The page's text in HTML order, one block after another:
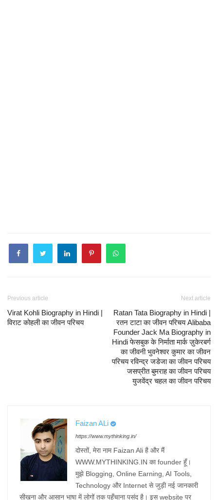
Previous article
Virat Kohli Biography in Hindi |
विराट कोहली का जीवन परिचय
Next article
Ratan Tata Biography in Hindi |
रतन टाटा का जीवन परिचय Alibaba
Founder Jack Ma Biography in
Hindi फेसबुक के निर्माता मार्क ज़ुकेरबर्ग
का जीवनी भुवनेश्वर कुमार का जीवन
परिचय रविन्द्र जडेजा का जीवन परिचय
जसप्रीत बुमराह का जीवन परिचय
युजवेंद्र चहल का जीवन परिचय
Faizan ALi
https://www.mythinking.in/
दोस्तों, मेरा नाम Faizan Ali है और मैं
WWW.MYTHINKING.IN⁠ का founder हूँ।
मुझे Blogging, Online Earning, AI Tools,
Technology और Internet से जुड़ी नई जानकारी
सीखना और आसान भाषा में लोगों तक पहुँचाना पसंद है। इस website पर